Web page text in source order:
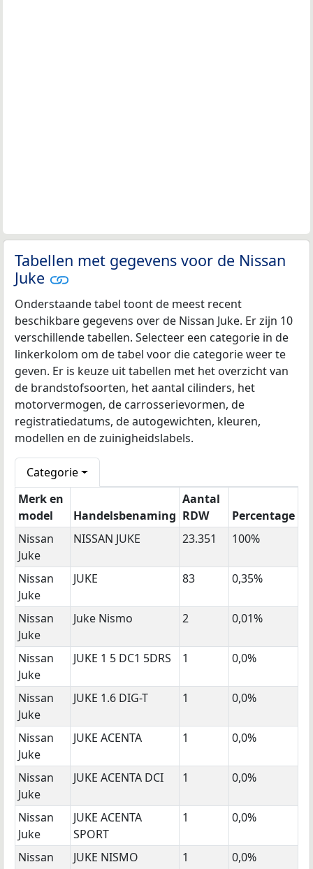
Tabellen met gegevens voor de Nissan
Juke
Onderstaande tabel toont de meest recent
beschikbare gegevens over de Nissan Juke. Er zijn 10
verschillende tabellen. Selecteer een categorie in de
linkerkolom om de tabel voor die categorie weer te
geven. Er is keuze uit tabellen met het overzicht van
de brandstofsoorten, het aantal cilinders, het
motorvermogen, de carrosserievormen, de
registratiedatums, de autogewichten, kleuren,
modellen en de zuinigheidslabels.
Categorie
Merk en
model
Handelsbenaming
Aantal
RDW
Percentage
Nissan
Juke
NISSAN JUKE 23.351 100%
Nissan
Juke
JUKE 83 0,35%
Nissan
Juke
Juke Nismo 2 0,01%
Nissan
Juke
JUKE 1 5 DC1 5DRS 1 0,0%
Nissan
Juke
JUKE 1.6 DIG-T 1 0,0%
Nissan
Juke
JUKE ACENTA 1 0,0%
Nissan
Juke
JUKE ACENTA DCI 1 0,0%
Nissan
Juke
JUKE ACENTA
SPORT
1 0,0%
Nissan
JUKE NISMO 1 0,0%